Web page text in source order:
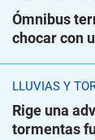
Ómnibus
chocar con
LLUVIAS Y
Rige una
tormentas